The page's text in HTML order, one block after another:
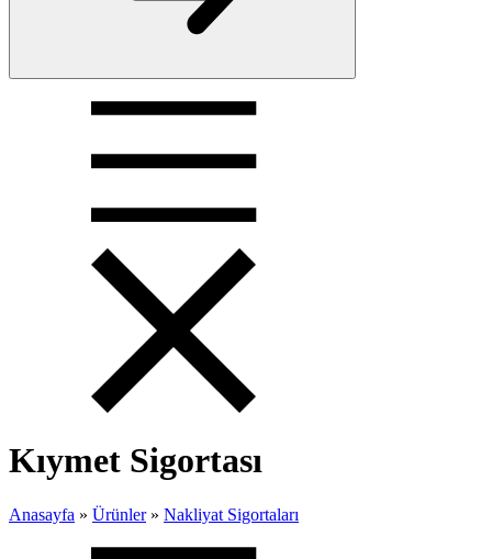
Kıymet Sigortası
Anasayfa » Ürünler» Nakliyat Sigortaları